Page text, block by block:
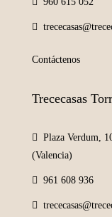
Contáctenos
Trececasas
Plaza Verdum,
(Valencia)
961 608 936